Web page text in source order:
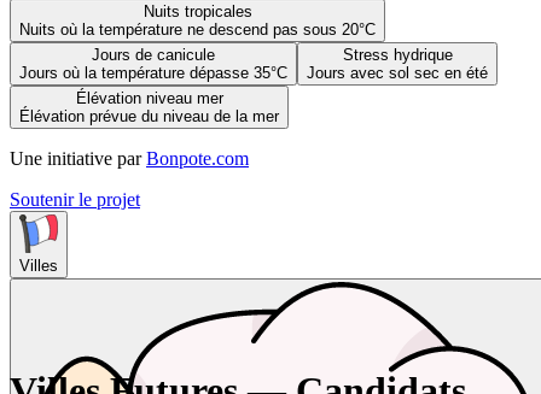
Nuits tropicales
Nuits où la température ne descend pas sous 20°C
Jours de canicule
Jours où la température dépasse 35°C
Stress hydrique
Jours avec sol sec en été
Élévation niveau mer
Élévation prévue du niveau de la mer
Une initiative par Bonpote.com
Soutenir le projet
Villes